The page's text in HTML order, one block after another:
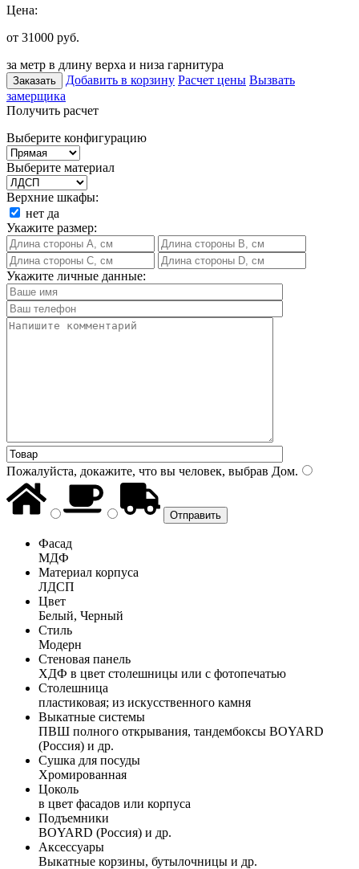
Цена:
от 31000 руб.
за метр в длину верха и низа гарнитура
Заказать Добавить в корзину Расчет цены Вызвать
замерщика
Получить расчет
Выберите конфигурацию
Выберите материал
Верхние шкафы:
нет да
Укажите размер:
Укажите личные данные:
Пожалуйста, докажите, что вы человек, выбрав Дом.
Фасад
МДФ
Материал корпуса
ЛДСП
Цвет
Белый, Черный
Стиль
Модерн
Стеновая панель
ХДФ в цвет столешницы или с фотопечатью
Столешница
пластиковая; из искусственного камня
Выкатные системы
ПВШ полного открывания, тандембоксы BOYARD
(Россия) и др.
Сушка для посуды
Хромированная
Цоколь
в цвет фасадов или корпуса
Подъемники
BOYARD (Россия) и др.
Аксессуары
Выкатные корзины, бутылочницы и др.